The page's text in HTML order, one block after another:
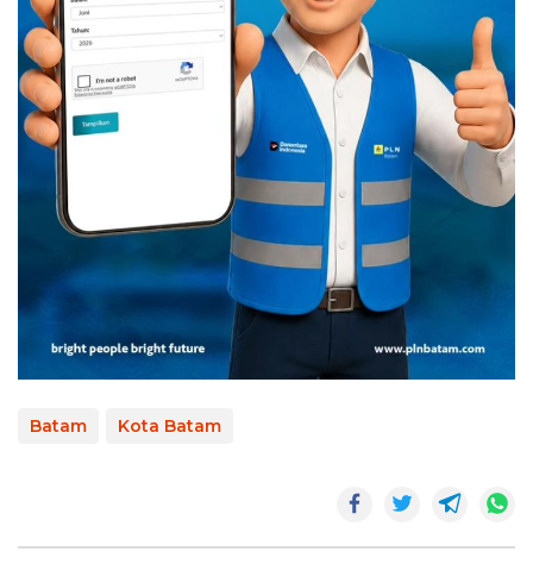
Batam Kota Batam